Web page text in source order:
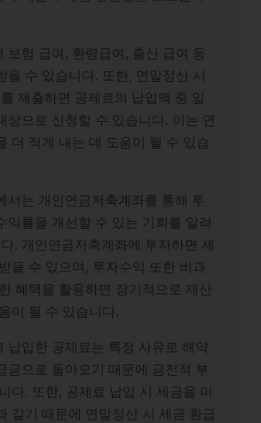
보험 급여, 환령급여, 출산 급여 등
을 수 있습니다. 또한, 연말정산 시
제출하면 공제료의 납입액 중 일
상으로 신청할 수 있습니다. 이는 연
더 적게 내는 데 도움이 될 수 있습
서는 개인연금저축계좌를 통해 투
익률을 개선할 수 있는 기회를 알려
. 개인연금저축계좌에 투자하면 세
을 수 있으며, 투자수익 또한 비과
혜택을 활용하면 장기적으로 재산
이 될 수 있습니다.
납입한 공제료는 특정 사유로 해약
금으로 돌아오기 때문에 금전적 부
다. 또한, 공제료 납입 시 세금을 미
같기 때문에 연말정산 시 세금 환급